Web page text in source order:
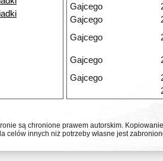
Gajcego
Gajcego
Gajcego
Gajcego
Gajcego
są chronione prawem autorskim.
celów innych niż potrzeby własne jest